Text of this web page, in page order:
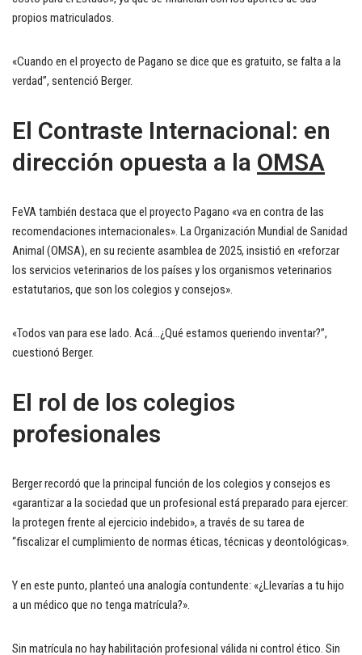
propios matriculados.
«Cuando en el proyecto de Pagano se dice que es gratuito, se falta a la
verdad”, sentenció Berger.
El Contraste Internacional: en
dirección opuesta a la OMSA
FeVA también destaca que el proyecto Pagano «va en contra de las
recomendaciones internacionales». La Organización Mundial de Sanidad
Animal (OMSA), en su reciente asamblea de 2025, insistió en «reforzar
los servicios veterinarios de los países y los organismos veterinarios
estatutarios, que son los colegios y consejos».
«Todos van para ese lado. Acá…¿Qué estamos queriendo inventar?”,
cuestionó Berger.
El rol de los colegios
profesionales
Berger recordó que la principal función de los colegios y consejos es
«garantizar a la sociedad que un profesional está preparado para ejercer:
la protegen frente al ejercicio indebido», a través de su tarea de
“fiscalizar el cumplimiento de normas éticas, técnicas y deontológicas».
Y en este punto, planteó una analogía contundente: «¿Llevarías a tu hijo
a un médico que no tenga matrícula?».
Sin matrícula no hay habilitación profesional válida ni control ético. Sin